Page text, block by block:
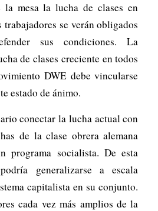
la mesa la lucha de clases en
se verán obligados
sus condiciones. La
de clases creciente en todos
DWE debe vincularse
estado de ánimo.
conectar la lucha actual con
de la clase obrera alemana
programa socialista. De esta
generalizarse a escala
capitalista en su conjunto.
cada vez más amplios de la